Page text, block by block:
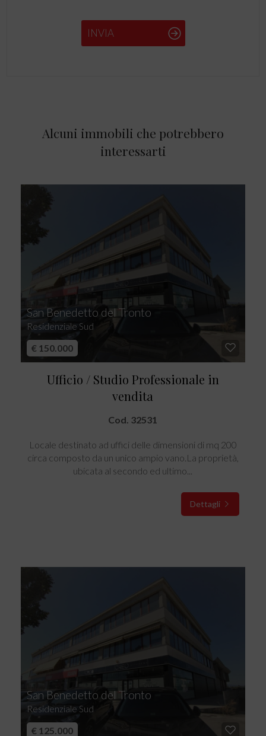
INVIA
Alcuni immobili che potrebbero
interessarti
San Benedetto del Tronto
Residenziale Sud
€ 150.000
Ufficio / Studio Professionale in
vendita
Cod. 32531
Locale destinato ad uffici delle dimensioni di mq 200
circa composto da un unico ampio vano.La proprietà,
ubicata al secondo ed ultimo...
Dettagli
San Benedetto del Tronto
Residenziale Sud
€ 125.000